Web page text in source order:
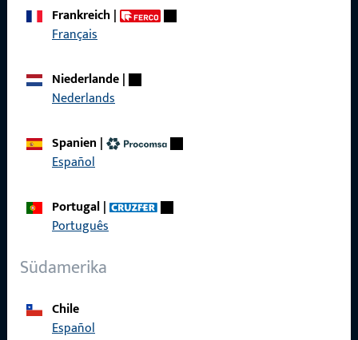
zuverlässig.Frankreich|
Français
Niederlande|
Nederlands
Spanien |
Español
Portugal|
Português
Südamerika
Chile
Español
Allgemeines